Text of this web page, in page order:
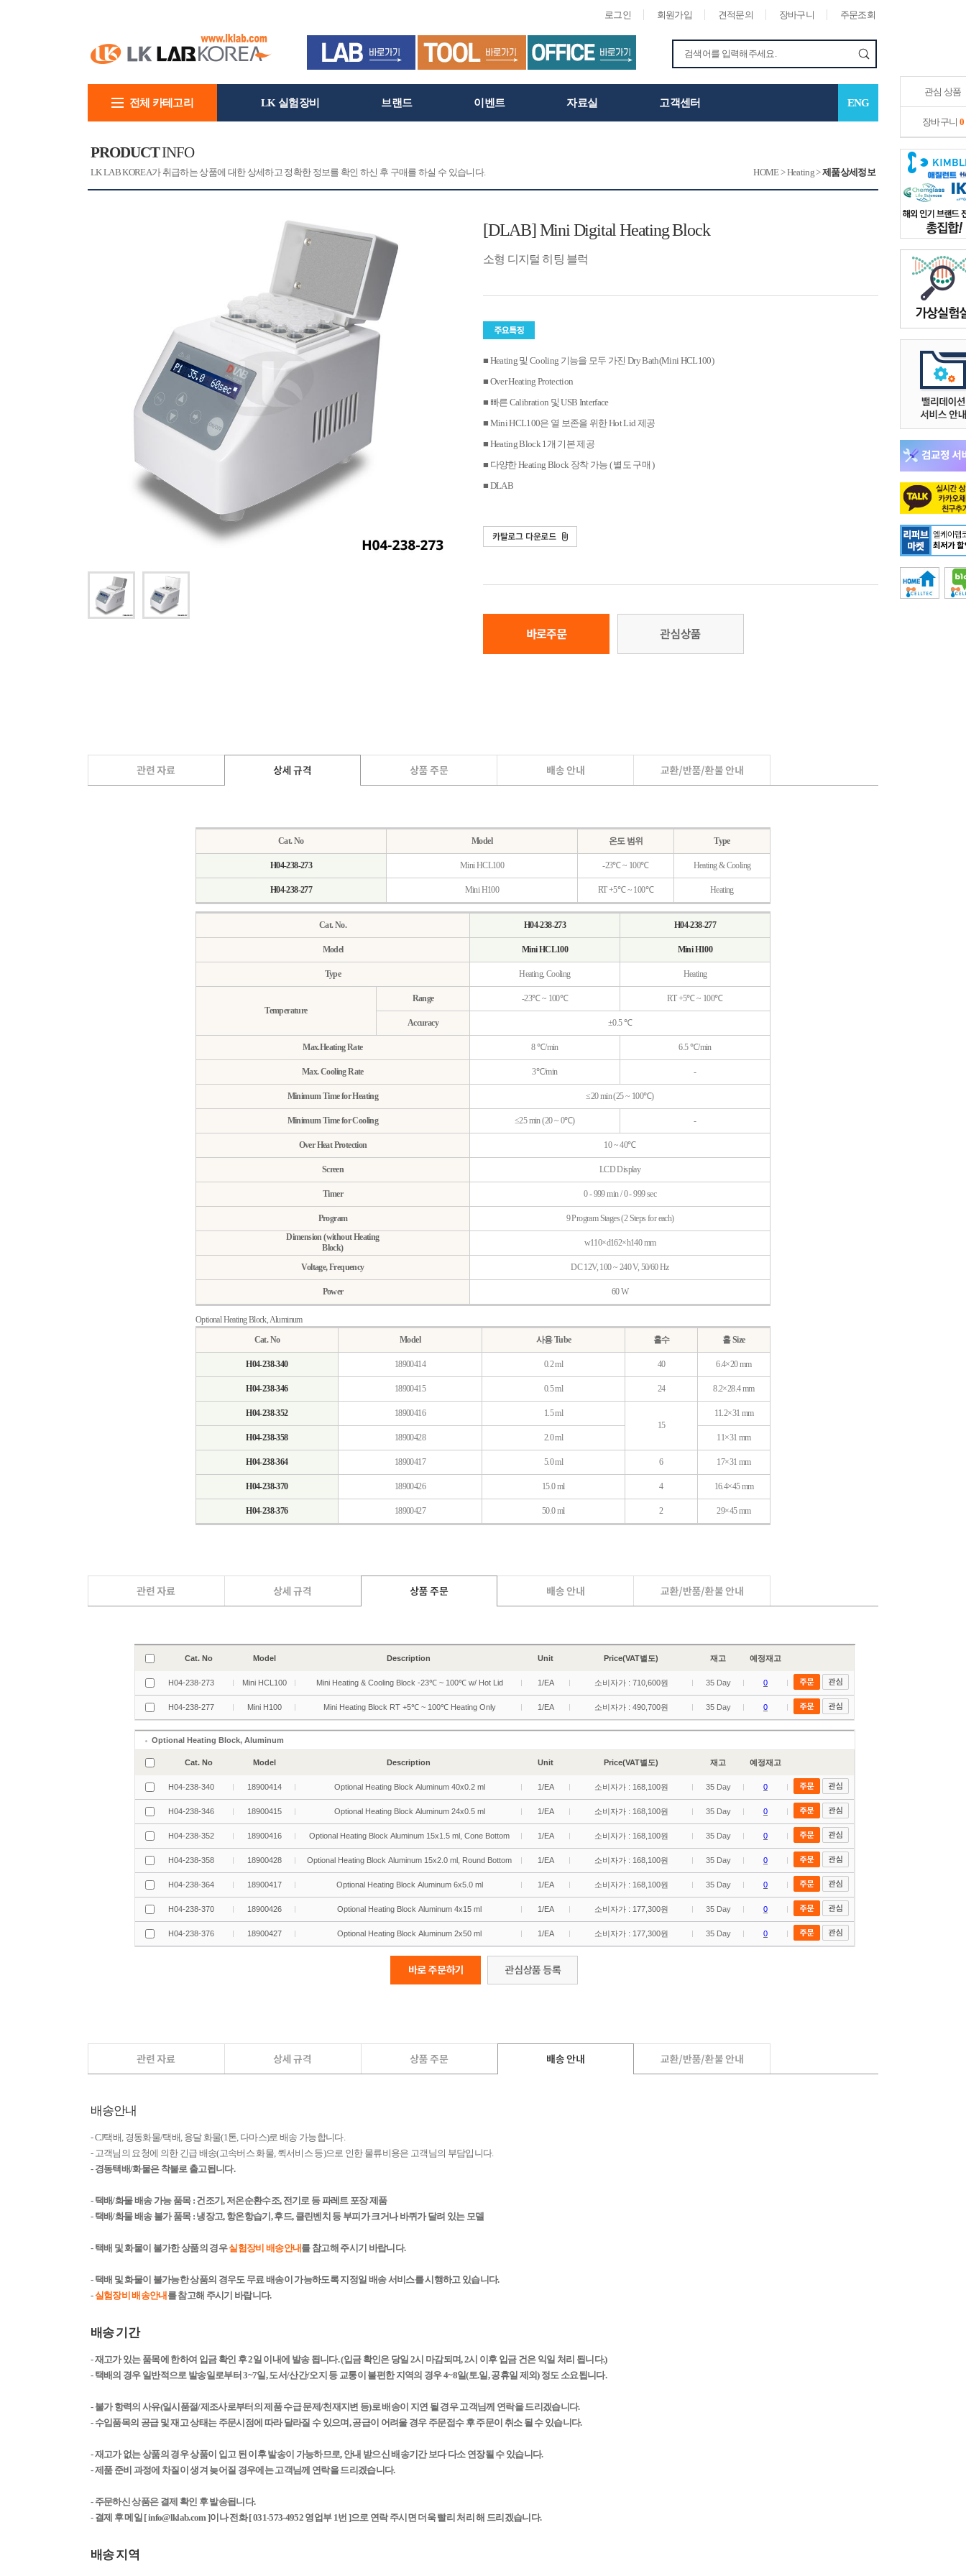
로그인 회원가입 견적문의 장바구니 주문조회
관심 상품
장바구니 0
전체 카테고리 LK 실험장비 브랜드 이벤트 자료실 고객센터 ENG
PRODUCTINFO
LK LAB KOREA가 취급하는 상품에 대한 상세하고 정확한 정보를 확인 하신 후 구매를 하실 수 있습니다. HOME>Heating>제품상세정보
[DLAB] Mini Digital Heating Block
소형 디지털 히팅 블럭
■ Heating 및 Cooling 기능을 모두 가진 Dry Bath(Mini HCL100)
■ Over Heating Protection
■ 빠른 Calibration 및 USB Interface
■ Mini HCL100은 열 보존을 위한 Hot Lid 제공
■ Heating Block 1개 기본 제공
■ 다양한 Heating Block 장착 가능 ( 별도 구매 )
■ DLAB
Cat. No Model 온도 범위 Type
H04-238-273 Mini HCL100 -23℃ ~ 100℃ Heating & Cooling
H04-238-277 Mini H100 RT +5℃ ~ 100℃ Heating
Cat. No. H04-238-273 H04-238-277
Model Mini HCL100 Mini H100
Type Heating, Cooling Heating
Temperature
Range -23℃ ~ 100℃ RT +5℃ ~ 100℃
Accuracy ±0.5 ℃
Max.Heating Rate 8 ℃/min 6.5 ℃/min
Max. Cooling Rate 3℃/min -
Minimum Time for Heating ≤20 min (25 ~ 100℃)
Minimum Time for Cooling ≤25 min (20 ~ 0℃) -
Over Heat Protection 10 ~ 40℃
Screen LCD Display
Timer 0 - 999 min / 0 - 999 sec
Program
9 Program Stages (2 Steps for each)
Dimension (without Heating
Block)
w110×d162×h140 mm
Voltage, Frequency DC 12V, 100 ~ 240 V, 50/60 Hz
Power 60 W
Optional Heating Block, Aluminum
Cat. No
Model 사용 Tube 홀수 홀 Size
H04-238-340 18900414 0.2 ml 40 6.4×20 mm
H04-238-346 18900415 0.5 ml 24 8.2×28.4 mm
H04-238-352 18900416
1.5 ml
15
11.2×31 mm
H04-238-358 18900428 2.0 ml 11×31 mm
H04-238-364 18900417 5.0 ml 6 17×31 mm
H04-238-370 18900426 15.0 ml 4 16.4×45 mm
H04-238-376 18900427 50.0 ml 2 29×45 mm
배송안내
- CJ택배, 경동화물/택배, 용달 화물(1톤, 다마스)로 배송 가능합니다.
- 고객님의 요청에 의한 긴급 배송(고속버스 화물, 퀵서비스 등)으로 인한 물류비용은 고객님의 부담입니다.
- 경동택배/화물은 착불로 출고됩니다.
- 택배/화물 배송 가능 품목 : 건조기, 저온순환수조, 전기로 등 파레트 포장 제품
- 택배/화물 배송 불가 품목 : 냉장고, 항온항습기, 후드, 클린벤치 등 부피가 크거나 바퀴가 달려 있는 모델
- 택배 및 화물이 불가한 상품의 경우실험장비 배송안내를 참고해 주시기 바랍니다.
- 택배 및 화물이 불가능한 상품의 경우도 무료 배송이 가능하도록 지정일 배송 서비스를 시행하고 있습니다.
-실험장비 배송안내 를 참고해 주시기 바랍니다.
배송 기간
- 재고가 있는 품목에 한하여 입금 확인 후 2일 이내에 발송 됩니다. (입금 확인은 당일 2시 마감되며, 2시 이후 입금 건은 익일 처리 됩니다.)
- 택배의 경우 일반적으로 발송일로부터 3~7일, 도서/산간/오지 등 교통이 불편한 지역의 경우 4~8일(토.일, 공휴일 제외) 정도 소요됩니다.
- 불가 항력의 사유(일시품절/제조사로부터의 제품 수급 문제/천재지변 등)로 배송이 지연 될 경우 고객님께 연락을 드리겠습니다.
- 수입품목의 공급 및 재고 상태는 주문시점에 따라 달라질 수 있으며, 공급이 어려울 경우 주문접수 후 주문이 취소 될 수 있습니다.
- 재고가 없는 상품의 경우 상품이 입고 된 이후 발송이 가능하므로, 안내 받으신 배송기간 보다 다소 연장될 수 있습니다.
- 제품 준비 과정에 차질이 생겨 늦어질 경우에는 고객님께 연락을 드리겠습니다.
- 주문하신 상품은 결제 확인 후 발송됩니다.
- 결제 후 메일 [ info@lklab.com ]이나 전화 [ 031-573-4952 영업부 1번 ]으로 연락 주시면 더욱 빨리 처리 해 드리겠습니다.
배송 지역